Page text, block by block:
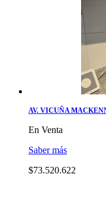
AV. VICUÑA
En Venta
Saber más
$73.520.622